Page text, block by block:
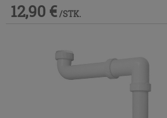
12,90 € /STK.